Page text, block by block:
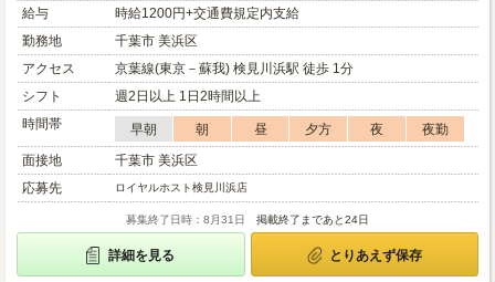
給与
時給1200円+交通費規定内支給
勤務地
千葉市 美浜区
アクセス
京葉線(東京－蘇我) 検見川浜駅 徒歩 1分
シフト
週2日以上 1日2時間以上
時間帯
早朝 朝 昼 夕方 夜
夜勤
面接地
千葉市 美浜区
応募先
ロイヤルホスト検見川浜店
募集終了日時：8月31日 掲載終了まであと24日
詳細を見る とりあえず保存